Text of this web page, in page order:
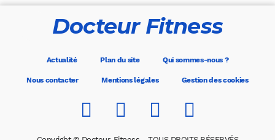
Docteur Fitness
Actualité Plan du site Qui sommes-nous ?
Nous contacter Mentions légales Gestion des cookies